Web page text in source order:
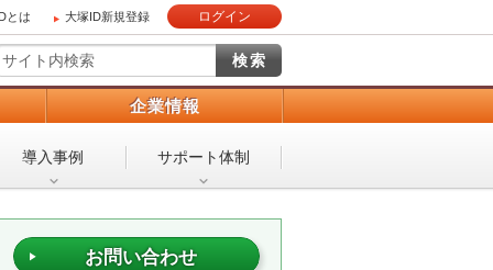
とは 大塚ID新規登録 ログイン
企業情報
導入事例 サポート体制
お問い合わせ